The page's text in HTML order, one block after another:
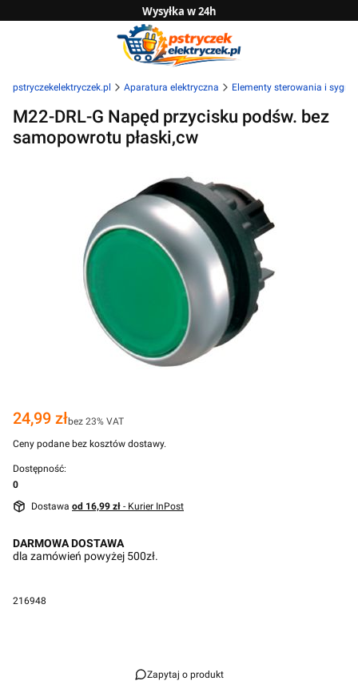
Wysyłka w 24h
Zwrot do 14 dni
Sprawdź naszą ofertę B2B
pstryczekelektryczek.pl Aparatura elektryczna Elementy sterowania i
M22-DRL-G Napęd przycisku podśw. bez
samopowrotu płaski,cw
Cena
24,99 złbez 23% VAT
Ceny podane bez kosztów dostawy.
Dostępność:
0
Dostawa od 16,99 zł - Kurier InPost
DARMOWA DOSTAWA
dla zamówień powyżej 500zł.
216948
Zapytaj o produkt